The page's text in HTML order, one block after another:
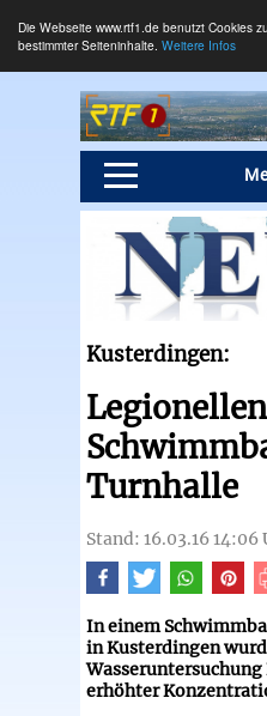
Die Webseite www.rtf1.de benutzt Cookies
bestimmter Seiteninhalte. Weitere Infos
Kusterdingen:
Turnhalle
Stand: 16.03.16 14:06
In einem
in Kusterdingen
erhöhter